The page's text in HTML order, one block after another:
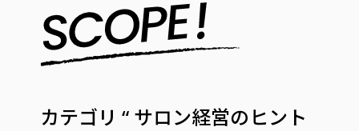
カテゴリ “ サロン経営のヒント